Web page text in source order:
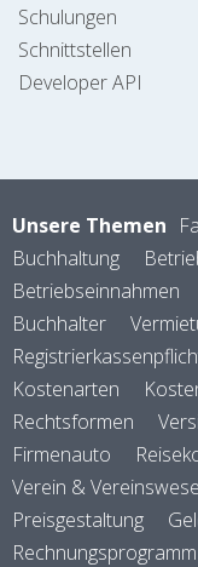
Schulungen
Schnittstellen
Developer API
Unsere Themen
Buchhaltung
Betriebseinnahmen
Buchhalter
Kostenarten
Rechtsformen
Firmenauto
Verein &
Preisgestaltung
Rechnungsprogramm